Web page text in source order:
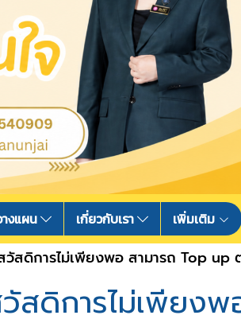
างแผน เกี่ยวกับเรา เพิ่มเติม
สดิการไม่เพียงพอ สามารถ Top up
ดิการไม่เพียงพ